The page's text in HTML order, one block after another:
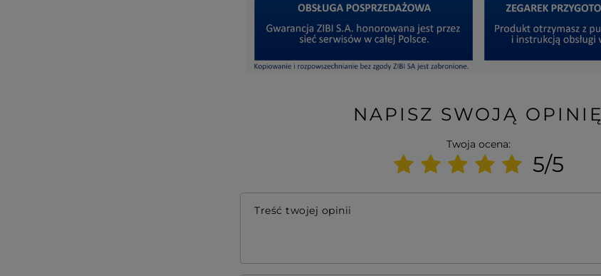
NAPISZ SWOJĄ OPINIĘ
Twoja ocena:
5/5
Treść twojej opinii